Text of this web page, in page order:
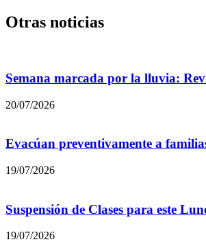
Otras noticias
Semana marcada por la lluvia:
20/07/2026
Evacúan preventivamente a
19/07/2026
Suspensión de Clases para este
19/07/2026